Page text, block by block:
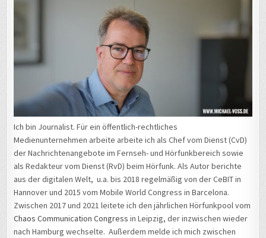
Ich bin Journalist. Für ein öffentlich-rechtliches
Medienunternehmen arbeite arbeite ich als Chef vom Dienst (CvD)
der Nachrichtenangebote im Fernseh- und Hörfunkbereich sowie
als Redakteur vom Dienst (RvD) beim Hörfunk. Als Autor berichte
aus der digitalen Welt, u.a. bis 2018 regelmäßig von der CeBIT in
Hannover und 2015 vom Mobile World Congress in Barcelona.
Zwischen 2017 und 2021 leitete ich den jährlichen Hörfunkpool vom
Chaos Communication Congress in Leipzig, der inzwischen wieder
nach Hamburg wechselte. Außerdem melde ich mich zwischen